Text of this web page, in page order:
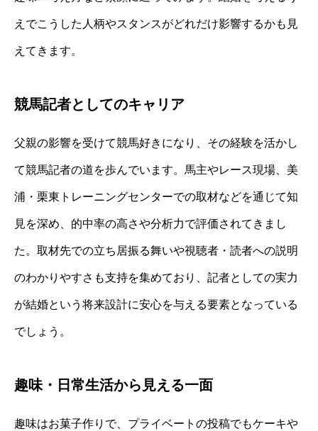
えでこうした人柄やスタンスがどれだけ影響するかも見
えてきます。
競馬記者としてのキャリア
父親の影響を受けて競馬好きになり、その経験を活かし
て競馬記者の道を歩んでいます。馬主やレース現場、美
浦・栗東トレーニングセンターでの取材などを通じて知
見を深め、的中率の高さや分析力で評価されてきまし
た。取材先での立ち居振る舞いや視聴者・読者への説明
のわかりやすさも支持を集めており、記者としての実力
が結婚という将来設計に安心を与える要素となっている
でしょう。
趣味・日常生活から見える一面
趣味はお菓子作りで、プライベートの投稿でもケーキや